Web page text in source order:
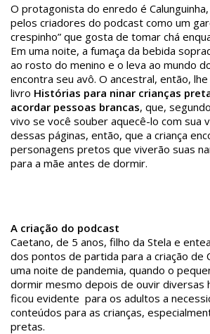
O protagonista do enredo é
pelos criadores do podcast como um
crespinho” que gosta de tomar chá
Em uma noite, a fumaça da bebida
ao rosto do menino e o leva ao mundo
encontra seu avô. O ancestral, então,
livro Histórias para ninar crianças
acordar pessoas brancas, que,
vivo se você souber aquecê-lo com sua
dessas páginas, então, que a criança
personagens pretos que viverão suas
para a mãe antes de dormir.
A criação do podcast
Caetano, de 5 anos, filho da Stela e
dos pontos de partida para a criação de
uma noite de pandemia, quando o
dormir mesmo depois de ouvir diversas
ficou evidente para os adultos a
conteúdos para as crianças,
pretas.